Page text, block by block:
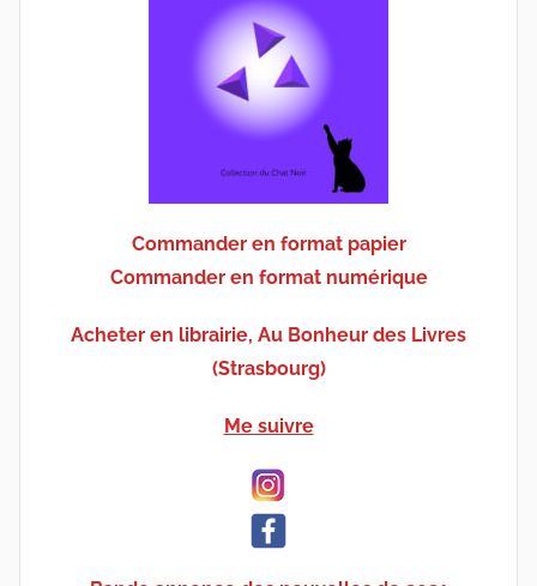
Commander en format papier
Commander en format numérique
Acheter en librairie, Au Bonheur des Livres
(Strasbourg)
Me suivre